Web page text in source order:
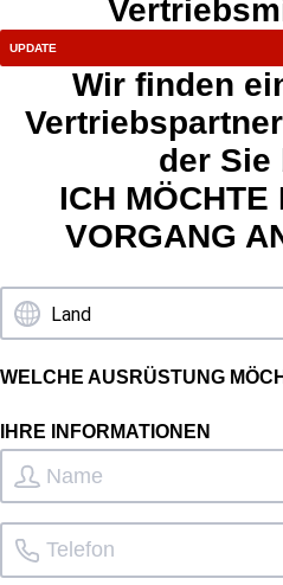
Wir finden
der Sie
ICH MÖCHTE
VORGANG
WELCHE AUSRÜSTUNG
IHRE INFORMATIONEN